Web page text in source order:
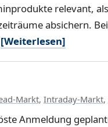
relevant,
absichern.
[Weiterlesen]
Markt, Intraday-Markt,
Anmeldung